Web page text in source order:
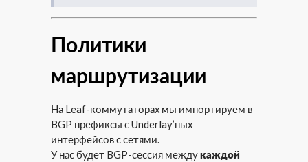
Политики
маршрутизации
На Leaf-коммутаторах мы импортируем в
BGP префиксы с Underlay’ных
интерфейсов с сетями.
У нас будет BGP-сессия междукаждой